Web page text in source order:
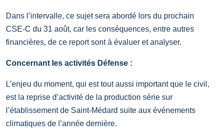
Dans l’intervalle, ce sujet sera abordé lors du prochain
CSE-C du 31 août, car les conséquences, entre autres
financières, de ce report sont à évaluer et analyser.
Concernant les activités Défense :
L’enjeu du moment, qui est tout aussi important que le civil,
est la reprise d’activité de la production série sur
l’établissement de Saint-Médard suite aux événements
climatiques de l’année dernière.